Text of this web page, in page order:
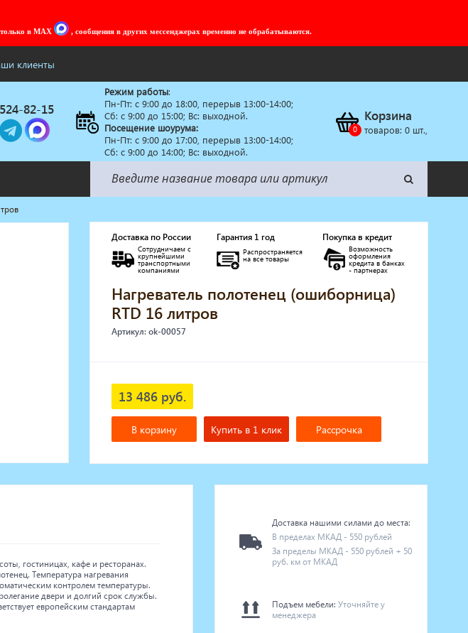
только в MAX , сообщения в других мессенджерах временно не обрабатываются.
клиенты
82-15
Режим работы:
Пн-Пт: c 9:00 до 18:00, перерыв 13:00-14:00;
Сб: с 9:00 до 15:00; Вс: выходной.
Посещение шоурума:
Пн-Пт: c 9:00 до 17:00, перерыв 13:00-14:00;
Сб: с 9:00 до 14:00; Вс: выходной.
Корзина
товаров: 0шт.,
Солярии
Мебель в стиле Лофт
Доставка за один день
Доставка по России
Сотрудничаем с
крупнейшими
транспортными
компаниями
Гарантия 1 год
Распространяется
на все товары
Покупка в кредит
Возможность
оформления
кредита в банках
- партнерах
Нагреватель полотенец (ошиборница)
RTD 16 литров
Артикул: ok-00057
13 486 руб.
В корзину Купить в 1 клик Рассрочка
гостиницах, кафе и ресторанах.
Температура нагревания
контролем температуры.
двери и долгий срок службы.
европейским стандартам
Доставка нашими силами до места:
В пределах МКАД - 550 рублей
За пределы МКАД - 550 рублей + 50
руб. км от МКАД
Подъем мебели: Уточняйте у
менеджера